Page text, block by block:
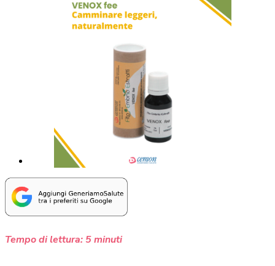
Tempo di lettura: 5minuti